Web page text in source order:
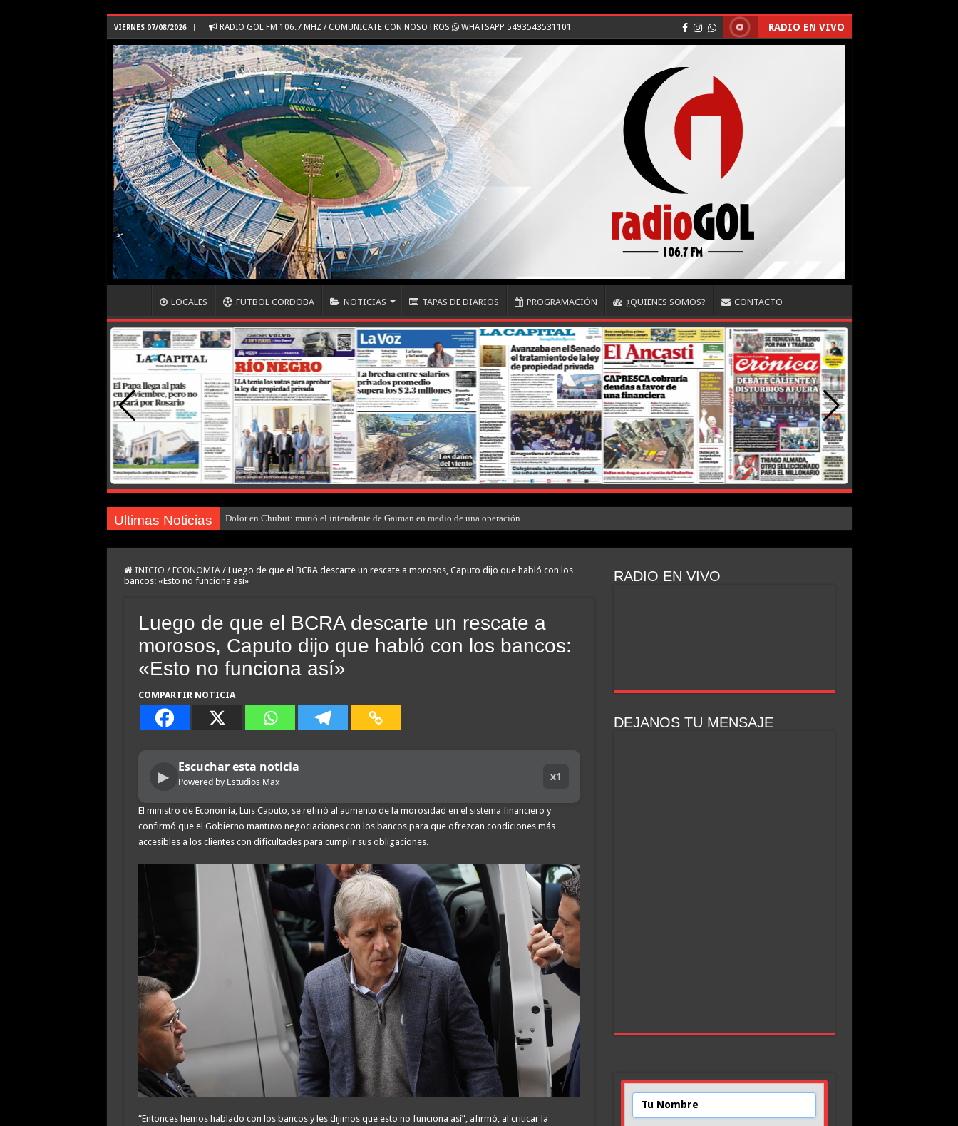
VIERNES 07/08/2026 RADIO GOL FM 106.7 MHZ / COMUNICATE CON NOSOTROS WHATSAPP 5493543531101 RADIO EN VIVO
LOCALES FUTBOL CORDOBA NOTICIAS TAPAS DE DIARIOS PROGRAMACIÓN ¿QUIENES SOMOS? CONTACTO
Ultimas Noticias Dolor en Chubut: murió el intendente de Gaiman en medio de una operación
INICIO / ECONOMIA / Luego de que el BCRA descarte un rescate a morosos, Caputo dijo que habló con los
bancos: «Esto no funciona así»
Luego de que el BCRA descarte un rescate a
morosos, Caputo dijo que habló con los bancos:
«Esto no funciona así»
COMPARTIR NOTICIA
▶
Escuchar esta noticia
Powered by Estudios Max x1
El ministro de Economía, Luis Caputo, se refirió al aumento de la morosidad en el sistema financiero y
confirmó que el Gobierno mantuvo negociaciones con los bancos para que ofrezcan condiciones más
accesibles a los clientes con dificultades para cumplir sus obligaciones.
“Entonces hemos hablado con los bancos y les dijimos que esto no funciona así”, afirmó, al criticar la
RADIO EN VIVO
DEJANOS TU MENSAJE